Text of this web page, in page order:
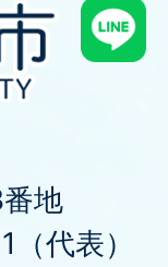
地
代表）